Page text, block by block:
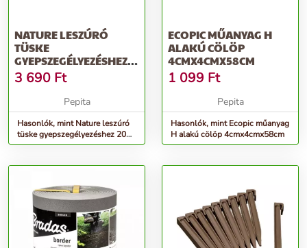
NATURE LESZÚRÓ
TÜSKE
GYEPSZEGÉLYEZÉSHEZ
20 CM X 8MM FEKETE
10DB/CSOM
3 690 Ft
Pepita
Hasonlók, mint Nature leszúró
tüske gyepszegélyezéshez 20
cm x 8mm fekete 10db/csom
ECOPIC MŰANYAG H
ALAKÚ CÖLÖP
4CMX4CMX58CM
1 099 Ft
Pepita
Hasonlók, mint Ecopic műanyag
H alakú cölöp 4cmx4cmx58cm